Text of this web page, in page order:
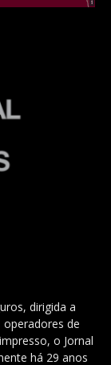
dirigida a
de
o Jornal
há 29 anos